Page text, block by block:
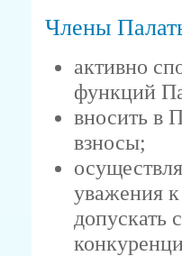
Члены
активно
функций
вносить в
взносы;
уважения
допускать